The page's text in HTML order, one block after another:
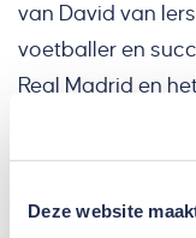
Deze website
van David van
voetballer en
Real Madrid en
ervaringen en
en ondernemen
We kijken terug